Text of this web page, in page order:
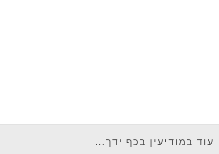
עוד במודיעין בכף ידך...